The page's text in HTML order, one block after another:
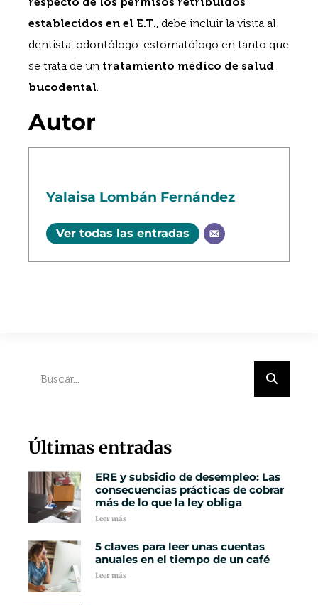
establecidos en el E.T., debe incluir la visita al
dentista-odontólogo-estomatólogo en tanto que
se trata de un tratamiento médico de salud
bucodental.
Autor
Yalaisa Lombán Fernández
Ver todas las entradas
Últimas entradas
ERE y subsidio de desempleo: Las
consecuencias prácticas de cobrar
más de lo que la ley obliga
Leer más
5 claves para leer unas cuentas
anuales en el tiempo de un café
Leer más